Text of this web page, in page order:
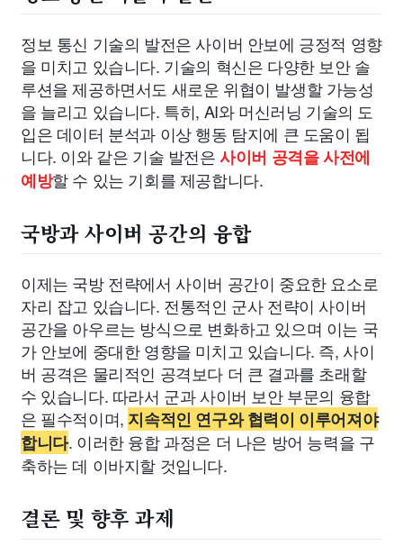
정보 통신 기술의 발전은 사이버 안보에 긍정적 영향
을 미치고 있습니다. 기술의 혁신은 다양한 보안 솔
루션을 제공하면서도 새로운 위협이 발생할 가능성
을 늘리고 있습니다. 특히, AI와 머신러닝 기술의 도
입은 데이터 분석과 이상 행동 탐지에 큰 도움이 됩
니다. 이와 같은 기술 발전은사이버 공격을 사전에
예방할 수 있는 기회를 제공합니다.
국방과 사이버 공간의 융합
이제는 국방 전략에서 사이버 공간이 중요한 요소로
자리 잡고 있습니다. 전통적인 군사 전략이 사이버
공간을 아우르는 방식으로 변화하고 있으며 이는 국
가 안보에 중대한 영향을 미치고 있습니다. 즉, 사이
버 공격은 물리적인 공격보다 더 큰 결과를 초래할
수 있습니다. 따라서 군과 사이버 보안 부문의 융합
은 필수적이며, 지속적인 연구와 협력이 이루어져야
합니다. 이러한 융합 과정은 더 나은 방어 능력을 구
축하는 데 이바지할 것입니다.
결론 및 향후 과제